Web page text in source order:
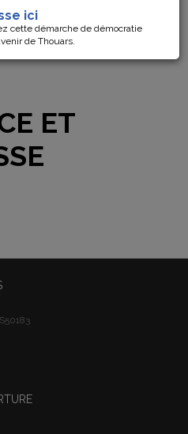
ici
cette démarche de démocratie
de Thouars.
ET
LOISIRS
ET